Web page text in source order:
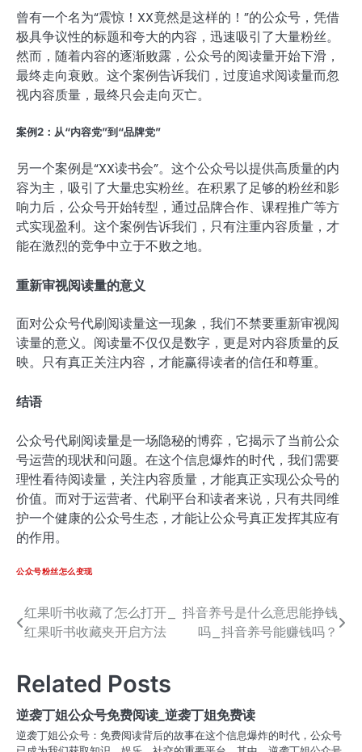
曾有一个名为“震惊！XX竟然是这样的！”的公众号，凭借
极具争议性的标题和夸大的内容，迅速吸引了大量粉丝。
然而，随着内容的逐渐败露，公众号的阅读量开始下滑，
最终走向衰败。这个案例告诉我们，过度追求阅读量而忽
视内容质量，最终只会走向灭亡。
案例2：从“内容党”到“品牌党”
另一个案例是“XX读书会”。这个公众号以提供高质量的内
容为主，吸引了大量忠实粉丝。在积累了足够的粉丝和影
响力后，公众号开始转型，通过品牌合作、课程推广等方
式实现盈利。这个案例告诉我们，只有注重内容质量，才
能在激烈的竞争中立于不败之地。
重新审视阅读量的意义
面对公众号代刷阅读量这一现象，我们不禁要重新审视阅
读量的意义。阅读量不仅仅是数字，更是对内容质量的反
映。只有真正关注内容，才能赢得读者的信任和尊重。
结语
公众号代刷阅读量是一场隐秘的博弈，它揭示了当前公众
号运营的现状和问题。在这个信息爆炸的时代，我们需要
理性看待阅读量，关注内容质量，才能真正实现公众号的
价值。而对于运营者、代刷平台和读者来说，只有共同维
护一个健康的公众号生态，才能让公众号真正发挥其应有
的作用。
公众号粉丝怎么变现
文
章
导
航
红果听书收藏了怎么打开_
红果听书收藏夹开启方法
抖音养号是什么意思能挣钱
吗_抖音养号能赚钱吗？
Related Posts
逆袭丁姐公众号免费阅读_逆袭丁姐免费读
逆袭丁姐公众号：免费阅读背后的故事在这个信息爆炸的时代，公众号